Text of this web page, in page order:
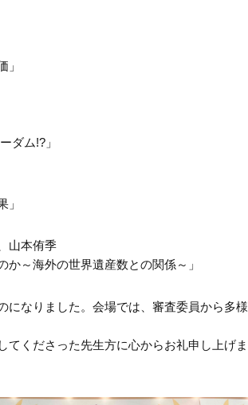
ム!?」
山本侑季
海外の世界遺産数との関係～」
になりました。会場では、審査委員から多様
くださった先生方に心からお礼申し上げま